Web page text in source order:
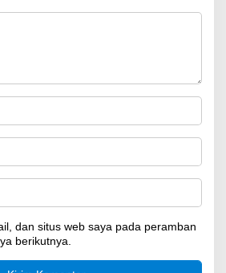
dan situs web saya pada peramban
berikutnya.